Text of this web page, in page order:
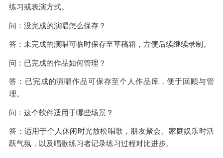
练习或表演方式。
问：没完成的演唱怎么保存？
答：未完成的演唱可临时保存至草稿箱，方便后续继续录制。
问：已完成的作品如何管理？
答：已完成的演唱作品可保存至个人作品库，便于回顾与管
理。
问：这个软件适用于哪些场景？
答：适用于个人休闲时光放松唱歌，朋友聚会、家庭娱乐时活
跃气氛，以及唱歌练习者记录练习过程对比进步。